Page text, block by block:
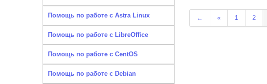
Помощь по работе с Astra Linux
Помощь по работе с LibreOffice
Помощь по работе с CentOS
Помощь по работе с Debian
← « 1 2